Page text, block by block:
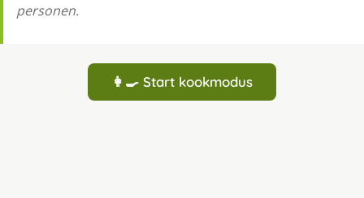
personen.
👩‍🍳 Start kookmodus